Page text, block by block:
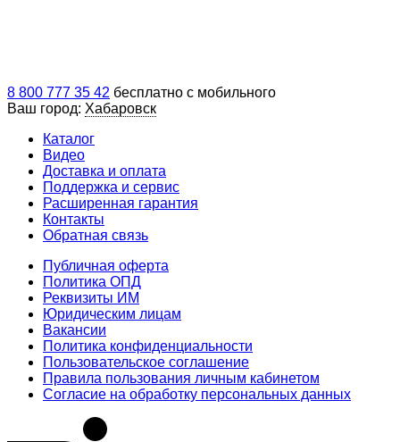
8 800 777 35 42 бесплатно с мобильного
Ваш город: Хабаровск
Каталог
Видео
Доставка и оплата
Поддержка и сервис
Расширенная гарантия
Контакты
Обратная связь
Публичная оферта
Политика ОПД
Реквизиты ИМ
Юридическим лицам
Вакансии
Политика конфиденциальности
Пользовательское соглашение
Правила пользования личным кабинетом
Согласие на обработку персональных данных